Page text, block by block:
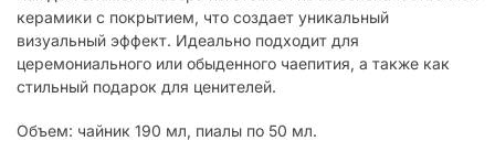
керамики с покрытием, что создает уникальный
визуальный эффект. Идеально подходит для
церемониального или обыденного чаепития, а также как
стильный подарок для ценителей.
Объем: чайник 190 мл, пиалы по 50 мл.